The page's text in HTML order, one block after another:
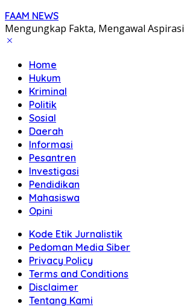
FAAM NEWS
Mengungkap Fakta, Mengawal Aspirasi
Home
Hukum
Kriminal
Politik
Sosial
Daerah
Informasi
Pesantren
Investigasi
Pendidikan
Mahasiswa
Opini
Kode Etik Jurnalistik
Pedoman Media Siber
Privacy Policy
Terms and Conditions
Disclaimer
Tentang Kami